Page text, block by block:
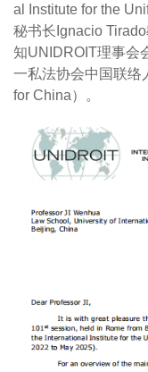
al Institute for the
秘书长Ignacio
知UNIDROIT理事会
一私法协会中国联络
for China）。